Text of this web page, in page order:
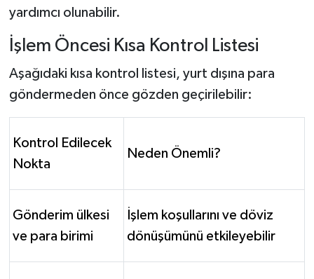
yardımcı olunabilir.
İşlem Öncesi Kısa Kontrol Listesi
Aşağıdaki kısa kontrol listesi, yurt dışına para
göndermeden önce gözden geçirilebilir:
Kontrol Edilecek
Nokta
Neden Önemli?
Gönderim ülkesi
ve para birimi
İşlem koşullarını ve döviz
dönüşümünü etkileyebilir